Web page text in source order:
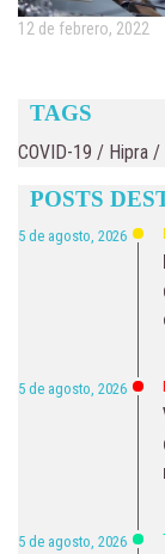
12 de febrero, 2022
TAGS
COVID-19 / Hipra /
POSTS
5 de agosto, 2026
5 de agosto, 2026
5 de agosto, 2026